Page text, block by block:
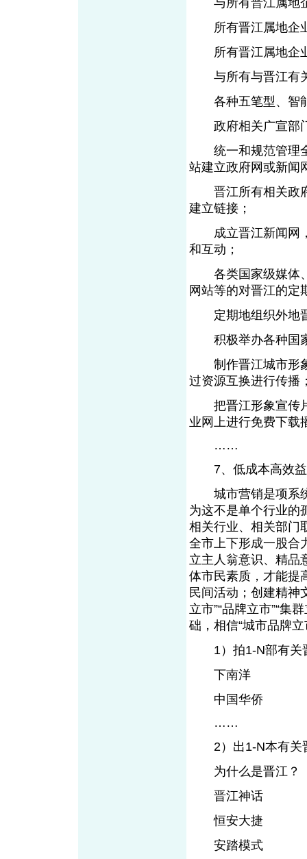
与所有晋江属地企
所有晋江属地企业
所有晋江属地企业
与所有与晋江有关
各种五笔型、智能
政府相关广宣部
统一和规范管理全
站建立政府网或新闻
晋江所有相关政府
建立链接；
成立晋江新闻网，
和互动；
各类国家级媒体、
网站等的对晋江的定
定期地组织外地晋
积极举办各种国家
制作晋江城市形象
过资源互换进行传播
把晋江形象宣传片
业网上进行免费下载
……
7、低成本高效益
城市营销是项系统
为这不是单个行业的
相关行业、相关部门
全市上下形成一股合
立主人翁意识、精品
体市民素质，才能提
民间活动；创建精神
立市”“品牌立市”“集
础，相信“城市品牌
1）拍1-N部有关
下南洋
中国华侨
……
2）出1-N本有关
为什么是晋江？
晋江神话
恒安大捷
安踏模式